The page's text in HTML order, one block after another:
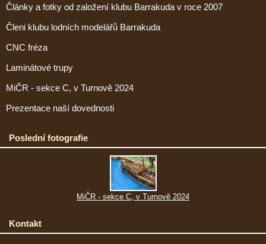
Články a fotky od založení klubu Barrakuda v roce 2007
Členi klubu lodních modelářů Barrakuda
CNC fréza
Laminátové trupy
MiČR - sekce C, v Turnově 2024
Prezentace naší dovednosti
Poslední fotografie
MiČR - sekce C, v Turnově 2024
Kontakt